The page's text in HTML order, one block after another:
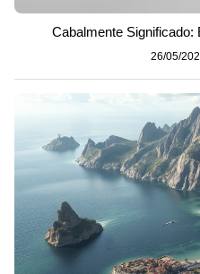
Cabalmente Significado:
26/05/